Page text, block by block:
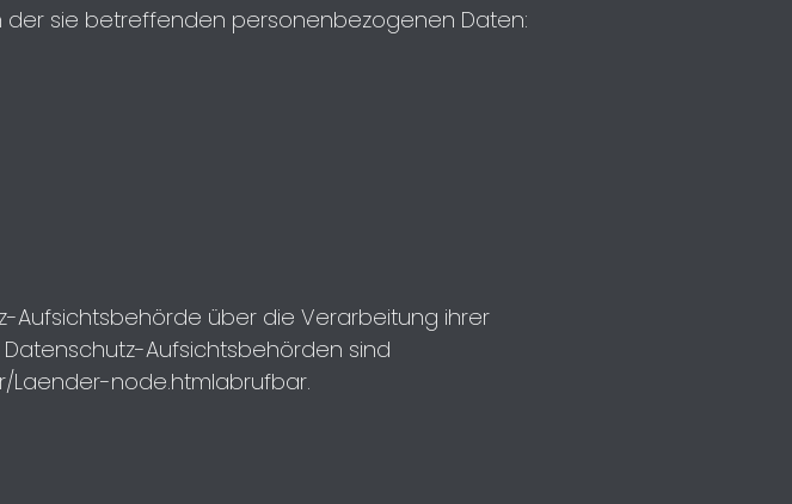
sie betreffenden personenbezogenen Daten:
Aufsichtsbehörde über die Verarbeitung ihrer
Aufsichtsbehörden sind
Laender-node.htmlabrufbar.